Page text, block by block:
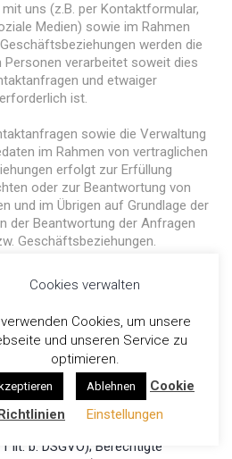
uns (z.B. per Kontaktformular,
Medien) sowie im Rahmen
werden die
Personen verarbeitet soweit dies
und etwaiger
ist.
sowie die Verwaltung
im Rahmen von vertraglichen
erfolgt zur Erfüllung
oder zur Beantwortung von
und im Übrigen auf Grundlage der
der Beantwortung der Anfragen
Geschäftsbeziehungen.
Bestandsdaten (z.B. Namen,
E-Mail, Telefonnummern);
in Onlineformularen).
Kommunikationspartner.
Kontaktanfragen und
vertraglicher Leistungen und
lit. b. DSGVO); Berechtigte
Cookies verwalten
Cookies, um unsere
und unseren Service zu
optimieren.
Ablehnen
Cookie
Einstellungen